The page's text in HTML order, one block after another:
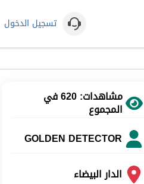
تسجيل الدخول
مشاهدات: 620 في
المجموع
GOLDEN DETECTOR
الدار البيضاء